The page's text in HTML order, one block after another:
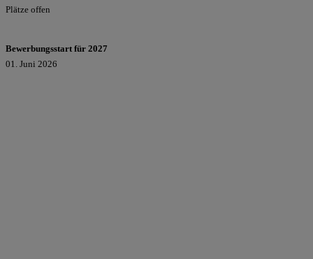
Plätze offen
Bewerbungsstart für 2027
01. Juni 2026